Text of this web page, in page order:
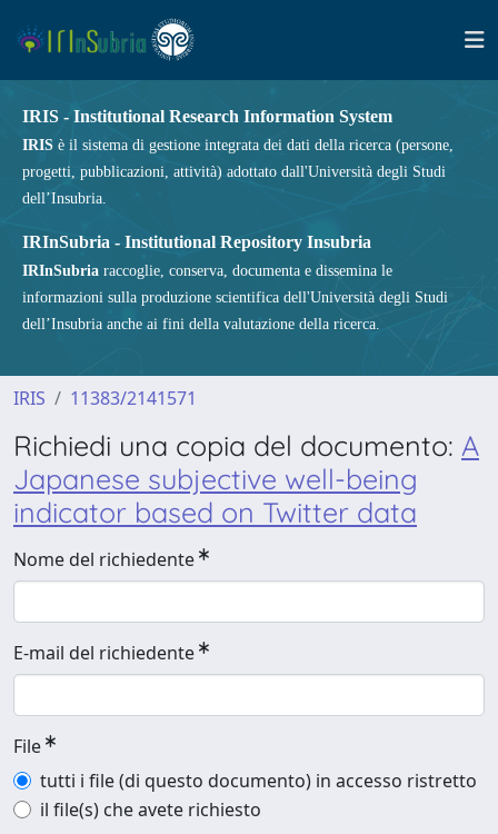
IRIS - Institutional Research Information System
IRIS è il sistema di gestione integrata dei dati della ricerca (persone,
progetti, pubblicazioni, attività) adottato dall'Università degli Studi
dell’Insubria.
IRInSubria - Institutional Repository Insubria
IRInSubria raccoglie, conserva, documenta e dissemina le
informazioni sulla produzione scientifica dell'Università degli Studi
dell’Insubria anche ai fini della valutazione della ricerca.
IRIS 11383/2141571
Richiedi una copia del documento: A
Japanese subjective well-being
indicator based on Twitter data
Nome del richiedente
E-mail del richiedente
File
tutti i file (di questo documento) in accesso ristretto
il file(s) che avete richiesto